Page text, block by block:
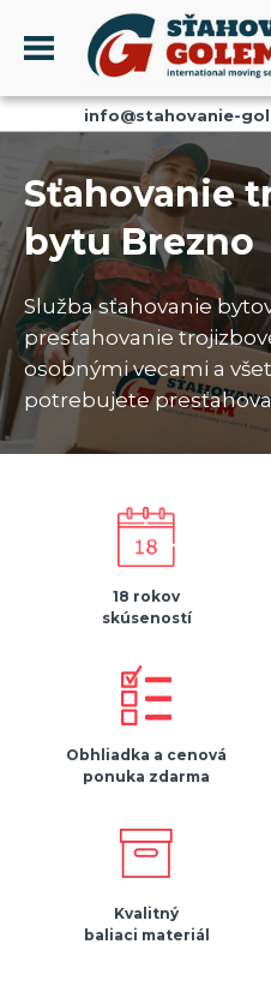
Menu
PROFIL
SŤAHOVANIE -
DOPRAVA - DOPRAVNÉ
AKCIE A ZĽAVY
SKLADOVANIE
REFERENCIE
CENNÍK
KONTAKT
info@stahovanie-
Sťahovanie
bytu Brezno
Služba sťahovanie
presťahovanie
osobnými vecami a
potrebujete
18 rokov
skúseností
Obhliadka a cenová
ponuka zdarma
Kvalitný
baliaci materiál